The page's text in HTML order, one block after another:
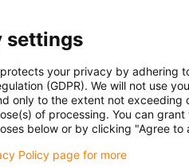
settings
your privacy by adhering
(GDPR). We will not use
only to the extent not exceeding
of processing. You can
below or by clicking "Agree to
Policy page for more